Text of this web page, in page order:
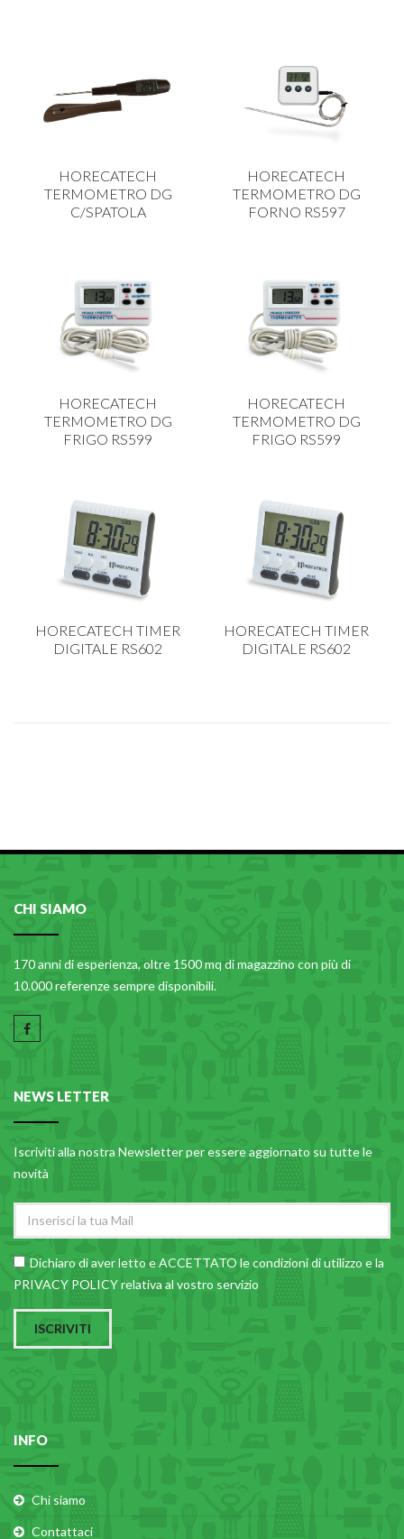
FONDUES E PIETRE OLLARI
IL COCCIO
OGGETTISTICA
PASTICCERIA
PICCOLI ELETTRODOMESTICI
PLASTICA IN CUCINA
PULIZIA E IGIENE
SCALE E SGABELLI
TENDI E STIRA
TUTTO PER L'OLIO
UTENSILI IN CUCINA
HORECATECH
TERMOMETRO DG
C/SPATOLA
HORECATECH
TERMOMETRO DG
FORNO RS597
HORECATECH
TERMOMETRO DG
FRIGO RS599
HORECATECH
TERMOMETRO DG
FRIGO RS599
HORECATECH TIMER
DIGITALE RS602
HORECATECH TIMER
DIGITALE RS602
CHI SIAMO
170 anni di esperienza, oltre 1500 mq di magazzino con più di
10.000 referenze sempre disponibili.
NEWS LETTER
Iscriviti alla nostra Newsletter per essere aggiornato su tutte le
novità
Dichiaro di aver letto e ACCETTATO lecondizioni di utilizzo e la
PRIVACY POLICY relativa al vostro servizio
ISCRIVITI
INFO
Chi siamo
Contattaci